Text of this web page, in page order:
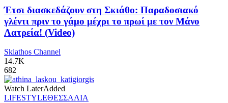
Έτσι διασκεδάζουν στη Σκιάθο: Παραδοσιακό
γλέντι πριν το γάμο μέχρι το πρωί με τον Μάνο
Λατρεία! (Video)
Skiathos Channel
14.7K
682
Watch LaterAdded
LIFESTYLEΘΕΣΣΑΛΙΑ